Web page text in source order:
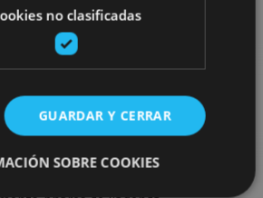
plus de
sorties
des propositions pour compléter votre
no clasificadas
GUARDAR Y CERRAR
SOBRE COOKIES